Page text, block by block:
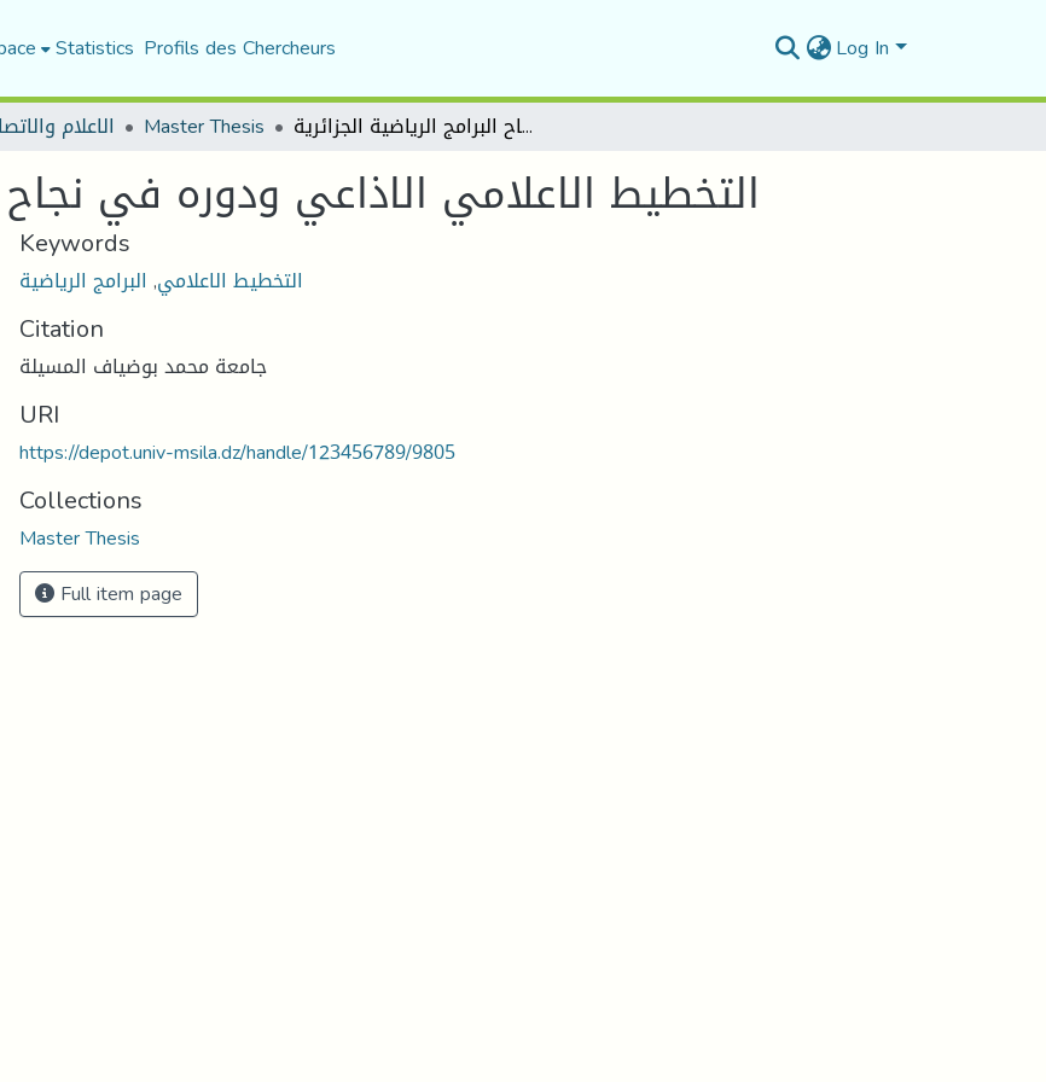
Statistics Profils des Chercheurs Log In
الاعلام Master Thesis التخطيط الاعلامي الاذاعي ودوره في نجاح البرامج الرياضية الجزائرية
التخطيط الاعلامي الاذاعي ودوره في نجاح
Keywords
التخطيط الاعلامي, البرامج الرياضية
Citation
جامعة محمد بوضياف المسيلة
URI
https://depot.univ-msila.dz/handle/123456789/9805
Collections
Master Thesis
Full item page